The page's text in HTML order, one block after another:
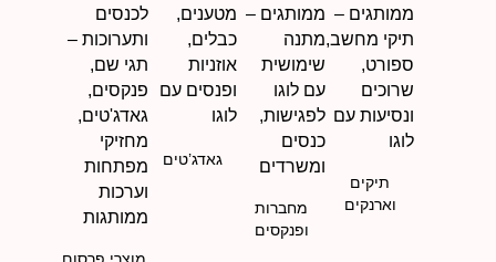
תיקים
וארנקים
מחברות
ופנקסים
גאדג’טים